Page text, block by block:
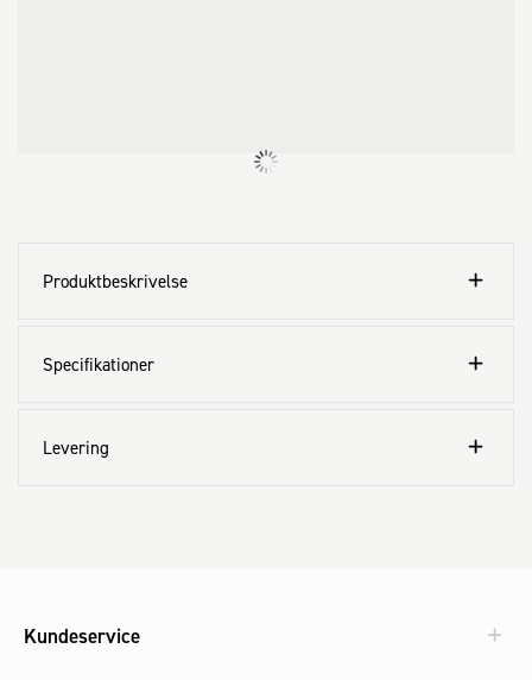
Produktbeskrivelse
Specifikationer
Levering
Kundeservice